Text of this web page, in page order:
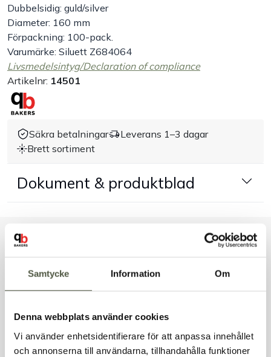
Samtycke Information Om
Denna webbplats använder cookies
Vi använder enhetsidentifierare för att anpassa innehållet
och annonserna till användarna, tillhandahålla funktioner
Plåtbyte
Monin
Handla efter bransch
Varumärken
Outlet
Om Bakers
Kontakt
Dubbelsidig: guld/silver
Diameter: 160 mm
Förpackning: 100-pack.
Varumärke: Siluett Z684064
Livsmedelsintyg/Declaration of compliance
Artikelnr: 14501
Säkra betalningar
Leverans 1–3 dagar
Brett sortiment
Dokument & produktblad
Liknande produkter
Andra kunder tittade även på